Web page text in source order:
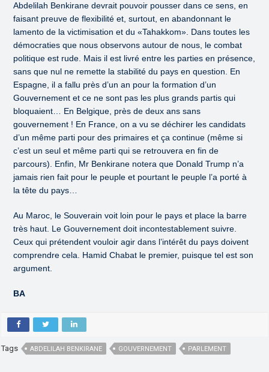
Abdelilah Benkirane devrait pouvoir pousser dans ce sens, en
faisant preuve de flexibilité et, surtout, en abandonnant le
lamento de la victimisation et du «Tahakkom». Dans toutes les
démocraties que nous observons autour de nous, le combat
politique est rude. Mais il est livré entre les parties en présence,
sans que nul ne remette la stabilité du pays en question. En
Espagne, il a fallu près d’un an pour la formation d’un
Gouvernement et ce ne sont pas les plus grands partis qui
bloquaient… En Belgique, près de deux ans sans
gouvernement ! En France, on a vu se déchirer les candidats
d’un même parti pour des primaires et ça continue (même si
c’est un seul et même parti qui se retrouvera en fin de
parcours). Enfin, Mr Benkirane notera que Donald Trump n’a
jamais rien fait pour le peuple et pourtant le peuple l’a porté à
la tête du pays…
Au Maroc, le Souverain voit loin pour le pays et place la barre
très haut. Le Gouvernement doit incontestablement suivre.
Ceux qui prétendent vouloir agir dans l’intérêt du pays doivent
comprendre cela. Hamid Chabat le premier, puisque tel est son
argument.
BA
Tags ABDELILAH BENKIRANE GOUVERNEMENT PARLEMENT